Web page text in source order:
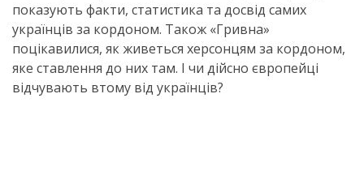
показують факти, статистика та досвід самих
українців за кордоном. Також «Гривна»
поцікавилися, як живеться херсонцям за кордоном,
яке ставлення до них там. І чи дійсно європейці
відчувають втому від українців?